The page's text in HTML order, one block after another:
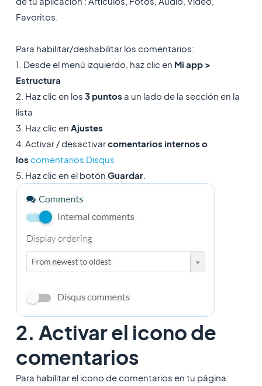
Favoritos.
Para habilitar/deshabilitar los comentarios:
1. Desde el menú izquierdo, haz clic en Mi app >
Estructura
2. Haz clic en los 3 puntos a un lado de la sección en la
lista
3. Haz clic en Ajustes
4. Activar / desactivarcomentarios internos o
los comentarios Disqus
5. Haz clic en el botón Guardar.
2. Activar el icono de
comentarios
Para habilitar el icono de comentarios en tu página: